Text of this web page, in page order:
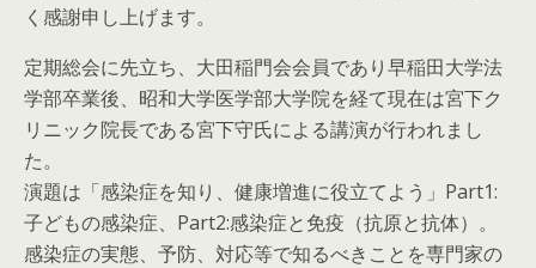
く感謝申し上げます。
定期総会に先立ち、大田稲門会会員であり早稲田大学法
学部卒業後、昭和大学医学部大学院を経て現在は宮下ク
リニック院長である宮下守氏による講演が行われまし
た。
演題は「感染症を知り、健康増進に役立てよう」Part1:
子どもの感染症、Part2:感染症と免疫（抗原と抗体）。
感染症の実態、予防、対応等で知るべきことを専門家の